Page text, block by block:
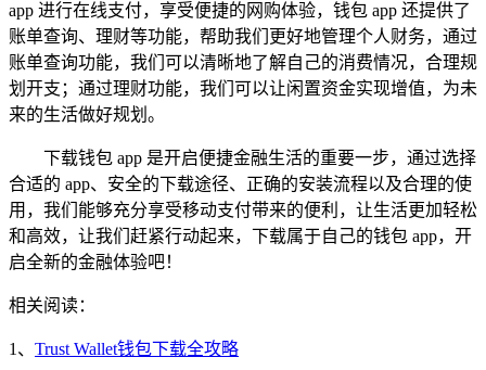
app 进行在线支付，享受便捷的网购体验，钱包 app 还提供了
账单查询、理财等功能，帮助我们更好地管理个人财务，通过
账单查询功能，我们可以清晰地了解自己的消费情况，合理规
划开支；通过理财功能，我们可以让闲置资金实现增值，为未
来的生活做好规划。
下载钱包 app 是开启便捷金融生活的重要一步，通过选择
合适的 app、安全的下载途径、正确的安装流程以及合理的使
用，我们能够充分享受移动支付带来的便利，让生活更加轻松
和高效，让我们赶紧行动起来，下载属于自己的钱包 app，开
启全新的金融体验吧！
相关阅读：
1、 Trust Wallet钱包下载全攻略